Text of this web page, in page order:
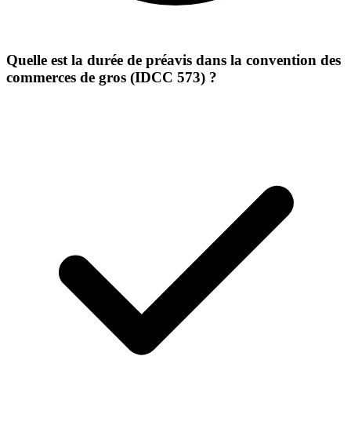
Quelle est la durée de préavis dans la convention des
commerces de gros (IDCC 573) ?